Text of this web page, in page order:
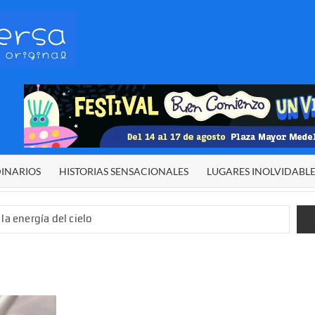
original
HISTORIAS SENSACIONALES LUGARES
energía del cielo
alcanzar